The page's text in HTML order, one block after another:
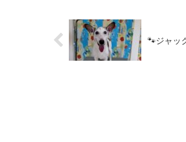
🐾ジャッ